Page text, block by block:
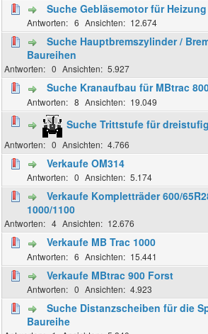
Suche Gebläsemotor für
6 12.674
Suche Hauptbremszylinder /
Baureihen
0 5.927
Suche Kranaufbau für MBtrac
8 19.049
Suche Trittstufe für
0 4.766
Verkaufe OM314
0 5.174
Verkaufe Kompletträder 600/
1000/1100
4 12.676
Verkaufe MB Trac 1000
6 15.441
Verkaufe MBtrac 900 Forst
0 4.923
Suche Distanzscheiben für die
Baureihe